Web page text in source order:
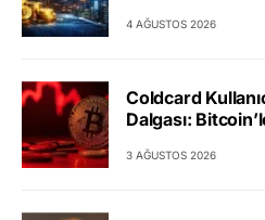
4 AĞUSTOS 2026
Coldcard
Dalgası:
3 AĞUSTOS 2026